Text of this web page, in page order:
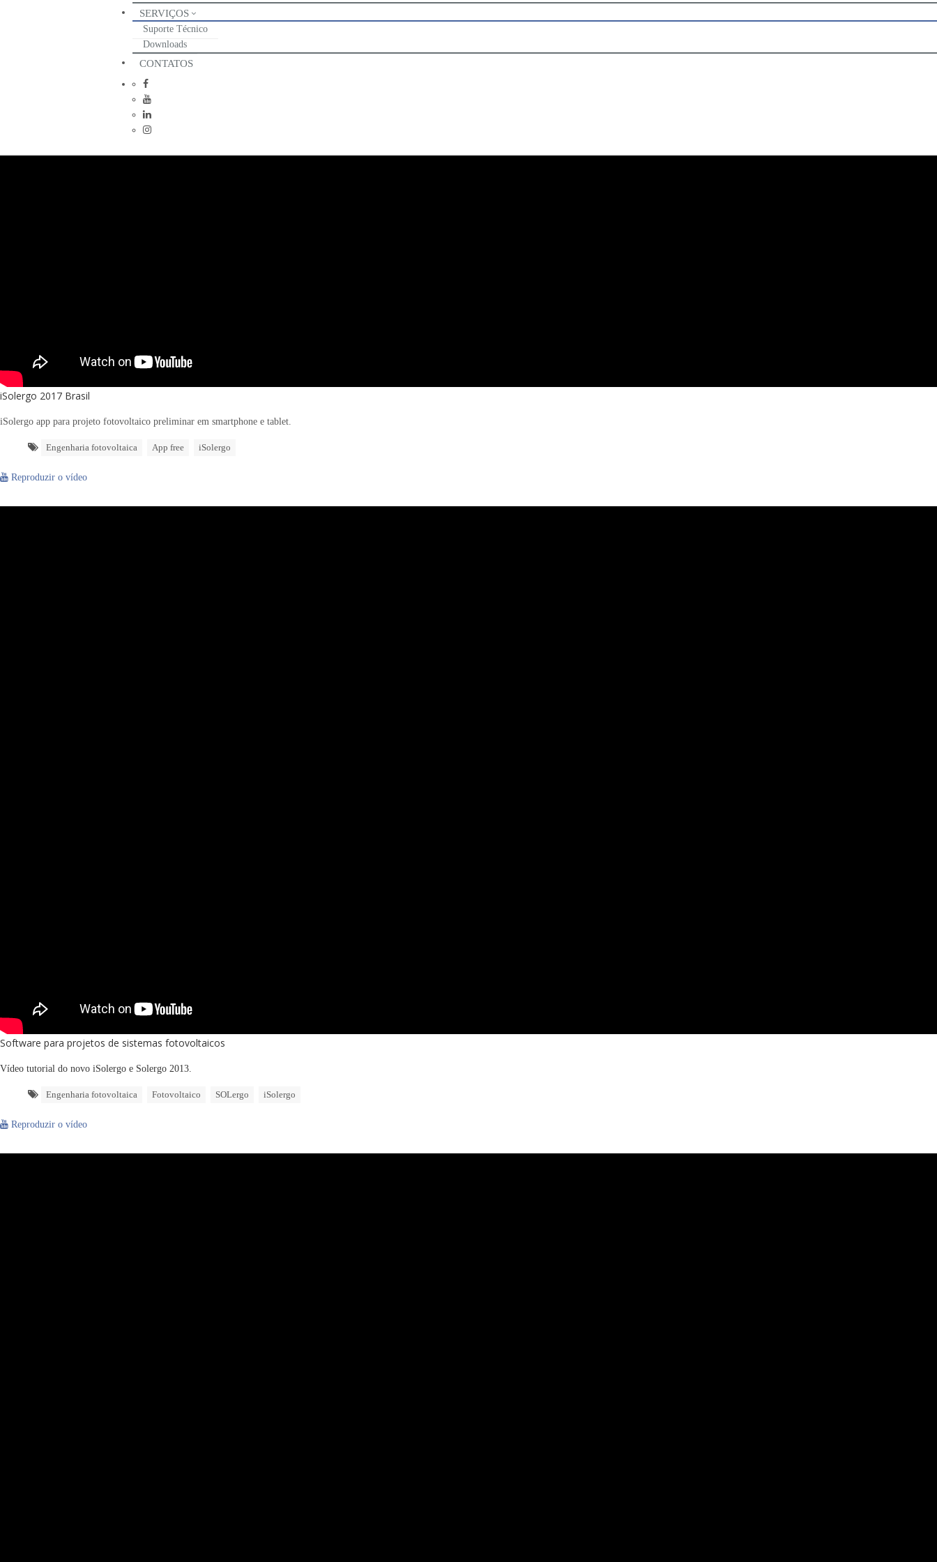
SERVIÇOS
Suporte Técnico
Downloads
CONTATOS
iSolergo 2017 Brasil
iSolergo app para projeto fotovoltaico preliminar em smartphone e tablet.
Engenharia fotovoltaica App free iSolergo
Reproduzir o vídeo
Software para projetos de sistemas fotovoltaicos
Vídeo tutorial do novo iSolergo e Solergo 2013.
Engenharia fotovoltaica Fotovoltaico SOLergo iSolergo
Reproduzir o vídeo